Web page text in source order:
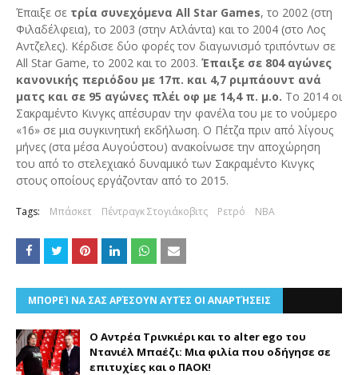
Έπαιξε σε τρία συνεχόμενα All Star Games, το 2002 (στη
Φιλαδέλφεια), το 2003 (στην Ατλάντα) και το 2004 (στο Λος
Αντζελες). Κέρδισε δύο φορές τον διαγωνισμό τριπόντων σε
All Star Game, το 2002 και το 2003. Έπαιξε σε 804 αγώνες
κανονικής περιόδου με 17π. και 4,7 ριμπάουντ ανά
ματς και σε 95 αγώνες πλέι οφ με 14,4 π. μ.ο. Το 2014 οι
Σακραμέντο Κινγκς απέσυραν την φανέλα του με το νούμερο
«16» σε μια συγκινητική εκδήλωση. Ο Πέτζα πριν από λίγους
μήνες (στα μέσα Αυγούστου) ανακοίνωσε την αποχώρηση
του από το στελεχιακό δυναμικό των Σακραμέντο Κινγκς
στους οποίους εργάζονταν από το 2015.
Tags: Μπάσκετ Πέντραγκ Στογιάκοβιτς Ρετρό NBA
ΜΠΟΡΕΊ ΝΑ ΣΑΣ ΑΡΈΣΟΥΝ ΑΥΤΈΣ ΟΙ ΑΝΑΡΤΉΣΕΙΣ
Ο Αντρέα Τρινκιέρι και το alter ego του
Ντανιέλ Μπαέζι: Μια φιλία που οδήγησε σε
επιτυχίες και ο ΠΑΟΚ!